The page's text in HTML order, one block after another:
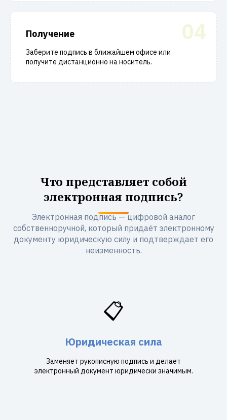
04
Получение
Заберите подпись в ближайшем офисе или
получите дистанционно на носитель.
Что представляет собой
электронная подпись?
Электронная подпись — цифровой аналог
собственноручной, который придаёт электронному
документу юридическую силу и подтверждает его
неизменность.
📋
Юридическая сила
Заменяет рукописную подпись и делает
электронный документ юридически значимым.